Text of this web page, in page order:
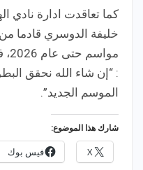
كما تعاقدت ادارة نادي
: “إن شاء الله نحقق
الموسم الجديد”.
شارك هذا الموضوع:
X فيس بوك